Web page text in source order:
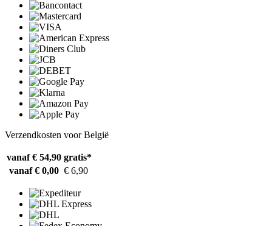
Verzendkosten voor België
vanaf € 54,90 gratis*
vanaf € 0,00 € 6,90